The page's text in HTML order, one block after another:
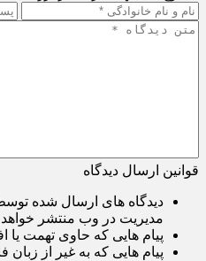
قوانین ارسال دیدگاه
دیدگاه های ارسال شده
مدیریت در وب منتشر
پیام هایی که حاوی تهمت یا
پیام هایی که به غیر از